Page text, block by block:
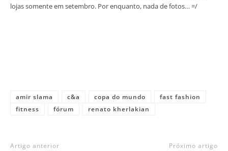
lojas somente em setembro. Por enquanto, nada de fotos… =/
amir slama c&a copa do mundo
fast fashion
fitness
fórum renato kherlakian
Artigo anterior Próximo artigo